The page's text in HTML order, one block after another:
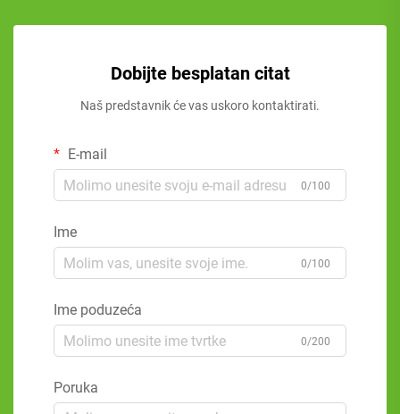
Dobijte besplatan citat
Naš predstavnik će vas uskoro kontaktirati.
E-mail
0/100
Ime
0/100
Ime poduzeća
0/200
Poruka